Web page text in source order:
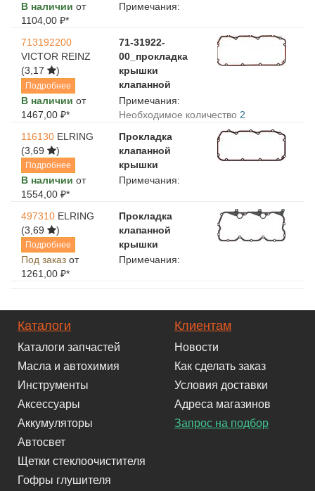
В наличии от
1104,00 ₽*
Примечания:
713192200
VICTOR REINZ
(3,17
)
Подробнее
71-31922-
00_прокладка
крышки
клапанной
В наличии от
1467,00 ₽*
Примечания:
Необходимое количество 2
116130 ELRING
(3,69
)
Подробнее
Прокладка
клапанной
крышки
В наличии от
1554,00 ₽*
Примечания:
497310 ELRING
(3,69
)
Подробнее
Прокладка
клапанной
крышки
Под заказ от
1261,00 ₽*
Примечания:
Каталоги
Каталоги запчастей
Масла и автохимия
Инструменты
Аксессуары
Аккумуляторы
Автосвет
Щетки стеклоочистителя
Гофры глушителя
Клиентам
Новости
Как сделать заказ
Условия доставки
Адреса магазинов
Запрос на подбор